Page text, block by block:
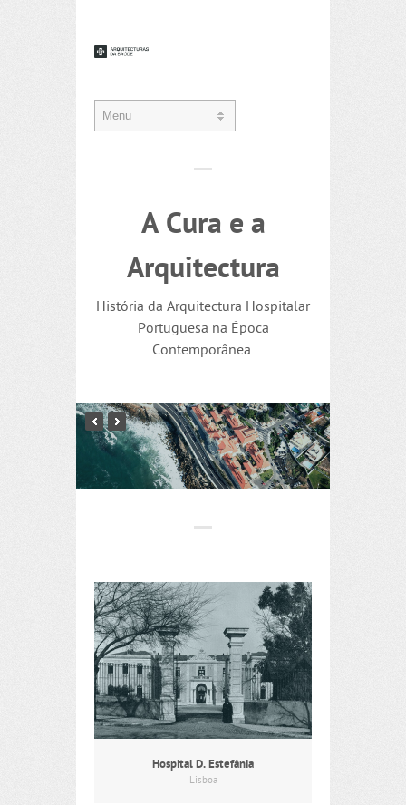
A Cura e a
Arquitectura
História da Arquitectura Hospitalar
Portuguesa na Época
Contemporânea.
Hospital D. Estefânia
Lisboa